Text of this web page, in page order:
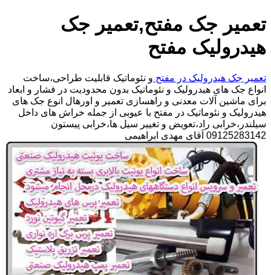
تعمیر جک مفتح,تعمیر جک
هیدرولیک مفتح
تعمیر جک هیدرولیک در مفتح و نئوماتیک قابلیت طراحی،ساخت
انواع جک های هیدرولیک و نئوماتیک بدون محدودیت در فشار و ابعاد
برای ماشین آلات معدنی و راهسازی تعمیر و اورهال انوع جک های
هیدرولیک و نئوماتیک در مفتح با عیوبی از جمله خراش های داخل
سیلندر،خرابی راد،تعویض و تغییر سیل ها،خرابی پیستون
09125283142 آقای مهدی ابراهیمی